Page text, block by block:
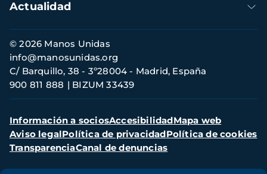
Actualidad
Información
de
contacto
© 2026 Manos Unidas
C/ Barquillo, 38 - 3º28004 - Madrid, España
900 811 888
BIZUM 33439
info@manosunidas.org
Menú
secundario
Información a sociosAccesibilidadMapa web
Aviso legalPolítica de privacidadPolítica de cookies
TransparenciaCanal de denuncias